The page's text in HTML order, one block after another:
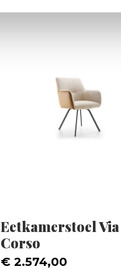
Eetkamerstoel
Corso
€ 2.574,00